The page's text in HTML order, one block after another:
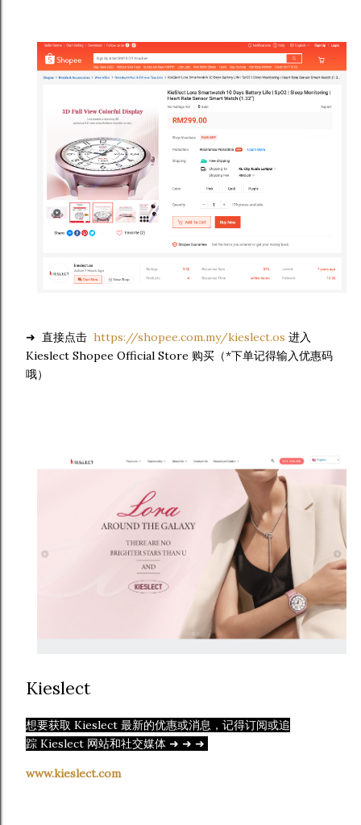
➜ 直接点击 https://shopee.com.my/kieslect.os 进入
Kieslect Shopee Official Store 购买（*下单记得输入优惠码
哦）
Kieslect
想要获取 Kieslect 最新的优惠或消息，记得订阅或追
踪 Kieslect 网站和社交媒体 ➜ ➜ ➜
www.kieslect.com